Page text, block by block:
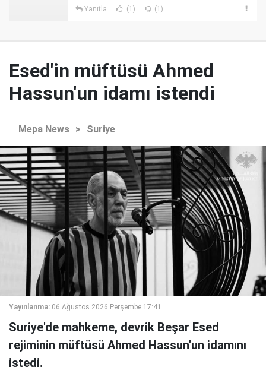
Yanıtla (1) (1)
Esed'in müftüsü Ahmed
Hassun'un idamı istendi
Mepa News > Suriye
Yayınlanma: 06 Ağustos 2026 Perşembe 17:41
Suriye'de mahkeme, devrik Beşar Esed
rejiminin müftüsü Ahmed Hassun'un idamını
istedi.